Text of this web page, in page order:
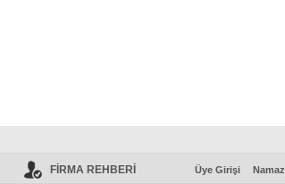
FİRMA REHBERİ Üye Girişi